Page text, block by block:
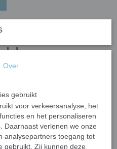
Tiffany glas in
blauw
Tiffany glasin
stained glass
een eigen karakter, met
en transparantie. Deze
een levendig, artistiek effect in
Over
gebruikt
voor verkeersanalyse, het
en het personaliseren
Daarnaast verlenen we onze
analysepartners toegang tot
gebruikt. Zij kunnen deze